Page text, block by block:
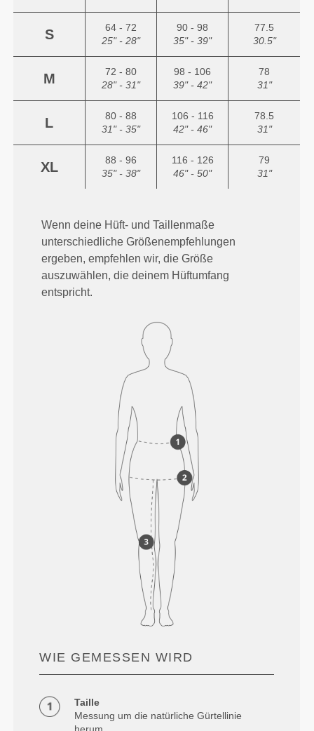
S
64 - 72
25" - 28"
90 - 98
35" - 39"
77.5
30.5"
M
72 - 80
28" - 31"
98 - 106
39" - 42"
78
31"
L
80 - 88
31" - 35"
106 - 116
42" - 46"
78.5
31"
XL
88 - 96
35" - 38"
116 - 126
46" - 50"
79
31"
Wenn deine Hüft- und Taillenmaße
unterschiedliche Größenempfehlungen
ergeben, empfehlen wir, die Größe
auszuwählen, die deinem Hüftumfang
entspricht.
WIE GEMESSEN WIRD
Taille
Messung um die natürliche Gürtellinie
herum.